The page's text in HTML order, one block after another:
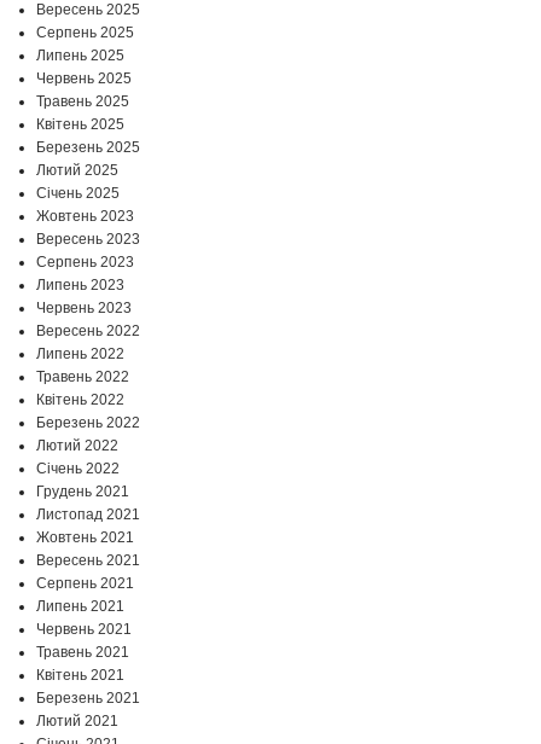
Вересень 2025
Серпень 2025
Липень 2025
Червень 2025
Травень 2025
Квітень 2025
Березень 2025
Лютий 2025
Січень 2025
Жовтень 2023
Вересень 2023
Серпень 2023
Липень 2023
Червень 2023
Вересень 2022
Липень 2022
Травень 2022
Квітень 2022
Березень 2022
Лютий 2022
Січень 2022
Грудень 2021
Листопад 2021
Жовтень 2021
Вересень 2021
Серпень 2021
Липень 2021
Червень 2021
Травень 2021
Квітень 2021
Березень 2021
Лютий 2021